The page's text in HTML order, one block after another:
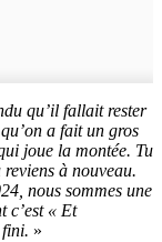
qu’il fallait rester
a fait un gros
joue la montée. Tu
à nouveau.
nous sommes une
c’est « Et
fini. »